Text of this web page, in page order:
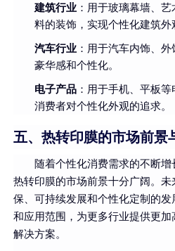
建筑行业：用于玻璃幕墙、
料的装饰，实现个性化建筑外
汽车行业：用于汽车内饰、
豪华感和个性化。
电子产品：用于手机、平板
消费者对个性化外观的追求。
五、热转印膜的市场前景
随着个性化消费需求的不断增
热转印膜的市场前景十分广阔。
保、可持续发展和个性化定制的
和应用范围，为更多行业提供更
解决方案。